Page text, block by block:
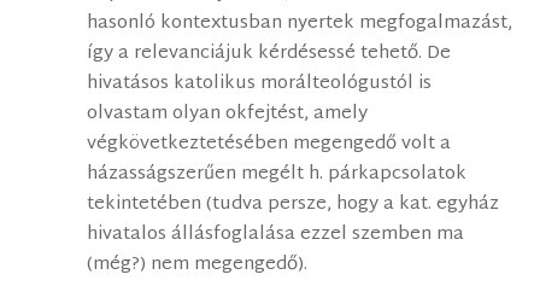
hasonló kontextusban nyertek megfogalmazást,
így a relevanciájuk kérdésessé tehető. De
hivatásos katolikus morálteológustól is
olvastam olyan okfejtést, amely
végkövetkeztetésében megengedő volt a
házasságszerűen megélt h. párkapcsolatok
tekintetében (tudva persze, hogy a kat. egyház
hivatalos állásfoglalása ezzel szemben ma
(még?) nem megengedő).